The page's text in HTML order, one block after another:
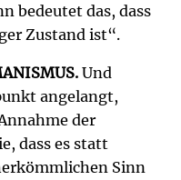
bedeutet das, dass
Zustand ist“.
Und
angelangt,
der
dass es statt
Sinn